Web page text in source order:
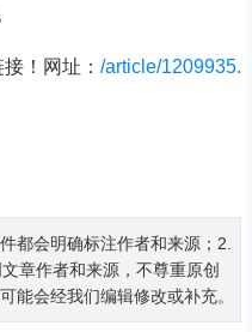
！网址： /article/1209935.
都会明确标注作者和来源；2.
章作者和来源，不尊重原创
能会经我们编辑修改或补充。